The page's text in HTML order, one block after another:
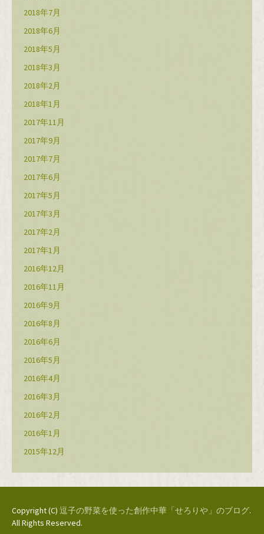
2018年7月
2018年6月
2018年5月
2018年3月
2018年2月
2018年1月
2017年11月
2017年9月
2017年7月
2017年6月
2017年5月
2017年3月
2017年2月
2017年1月
2016年12月
2016年11月
2016年9月
2016年8月
2016年6月
2016年5月
2016年4月
2016年3月
2016年2月
2016年1月
2015年12月
Copyright (C) 逗子の野菜を使った創作中華「せろりや」のブログ.
All Rights Reserved.